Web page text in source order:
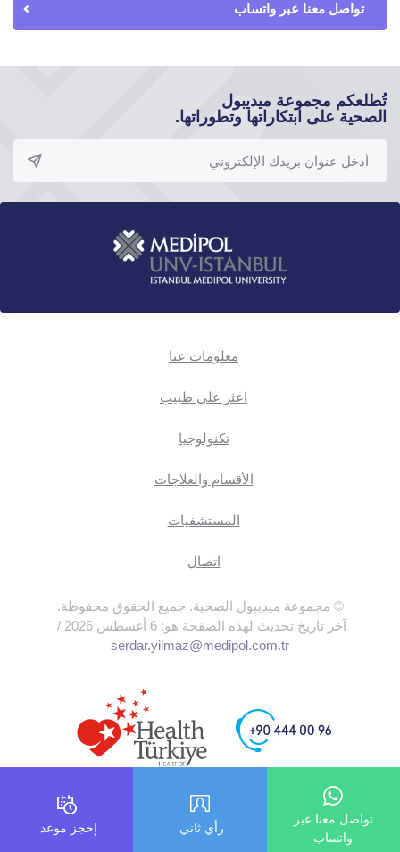
تواصل معنا عبر واتساب
تُطلعكم مجموعة ميديبول
الصحية على ابتكاراتها وتطوراتها.
معلومات عنا
اعثر على طبيب
تكنولوجيا
الأقسام والعلاجات
المستشفيات
اتصال
© مجموعة ميديبول الصحية. جميع الحقوق محفوظة.
آخر تاريخ تحديث لهذه الصفحة هو: 6 أغسطس 2026 /
serdar.yilmaz@medipol.com.tr
تواصل معنا عبر
واتساب
رأي ثاني إحجز موعد